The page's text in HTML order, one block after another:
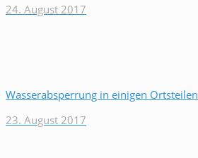
24. August 2017
Wasserabsperrung in einigen Ortsteilen
23. August 2017